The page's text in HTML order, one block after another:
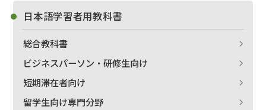
日本語学習者用教科書
総合教科書
ビジネスパーソン・研修生向け
短期滞在者向け
留学生向け専門分野